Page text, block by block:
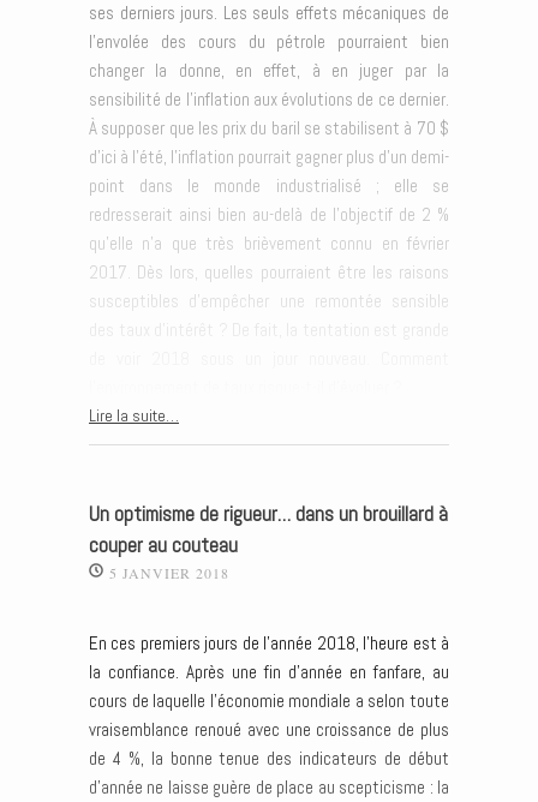
ses derniers jours. Les seuls effets mécaniques de
l’envolée des cours du pétrole pourraient bien
changer la donne, en effet, à en juger par la
sensibilité de l’inflation aux évolutions de ce dernier.
À supposer que les prix du baril se stabilisent à 70 $
d’ici à l’été, l’inflation pourrait gagner plus d’un demi-
point dans le monde industrialisé ; elle se
redresserait ainsi bien au-delà de l’objectif de 2 %
qu’elle n’a que très brièvement connu en février
2017. Dès lors, quelles pourraient être les raisons
susceptibles d’empêcher une remontée sensible
Lire la suite…
Un optimisme de rigueur… dans un brouillard à
couper au couteau
5 JANVIER 2018
En ces premiers jours de l’année 2018, l’heure est à
la confiance. Après une fin d’année en fanfare, au
cours de laquelle l’économie mondiale a selon toute
vraisemblance renoué avec une croissance de plus
de 4 %, la bonne tenue des indicateurs de début
d’année ne laisse guère de place au scepticisme : la